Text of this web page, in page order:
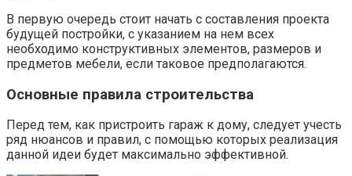
В первую очередь стоит начать с составления проекта
будущей постройки, с указанием на нем всех
необходимо конструктивных элементов, размеров и
предметов мебели, если таковое предполагаются.
Основные правила строительства
Перед тем, как пристроить гараж к дому, следует учесть
ряд нюансов и правил, с помощью которых реализация
данной идеи будет максимально эффективной.